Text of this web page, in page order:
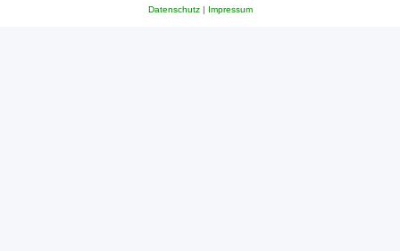
Datenschutz| Impressum